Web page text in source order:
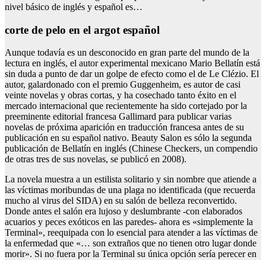
nivel básico de inglés y español es…
corte de pelo en el argot español
Aunque todavía es un desconocido en gran parte del mundo de la
lectura en inglés, el autor experimental mexicano Mario Bellatín está
sin duda a punto de dar un golpe de efecto como el de Le Clézio. El
autor, galardonado con el premio Guggenheim, es autor de casi
veinte novelas y obras cortas, y ha cosechado tanto éxito en el
mercado internacional que recientemente ha sido cortejado por la
preeminente editorial francesa Gallimard para publicar varias
novelas de próxima aparición en traducción francesa antes de su
publicación en su español nativo. Beauty Salon es sólo la segunda
publicación de Bellatín en inglés (Chinese Checkers, un compendio
de otras tres de sus novelas, se publicó en 2008).
La novela muestra a un estilista solitario y sin nombre que atiende a
las víctimas moribundas de una plaga no identificada (que recuerda
mucho al virus del SIDA) en su salón de belleza reconvertido.
Donde antes el salón era lujoso y deslumbrante -con elaborados
acuarios y peces exóticos en las paredes- ahora es «simplemente la
Terminal», reequipada con lo esencial para atender a las víctimas de
la enfermedad que «… son extraños que no tienen otro lugar donde
morir». Si no fuera por la Terminal su única opción sería perecer en